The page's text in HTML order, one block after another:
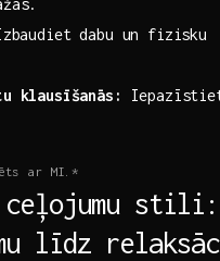
dabu un‌ fizisku
klausīšanās:
ar MI.*
ceļojumu stili:⁢
līdz